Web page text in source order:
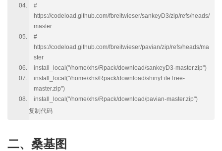
#
https://codeload.github.com/fbreitwieser/sankeyD3/zip/refs/heads/
master
#
https://codeload.github.com/fbreitwieser/pavian/zip/refs/heads/ma
ster
install_local("/home/xhs/Rpack/download/sankeyD3-master.zip")
install_local("/home/xhs/Rpack/download/shinyFileTree-
master.zip")
install_local("/home/xhs/Rpack/download/pavian-master.zip")
复制代码
二、桑基图